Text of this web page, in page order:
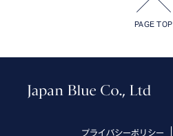
プライバシーポリシー
PAGE TOP